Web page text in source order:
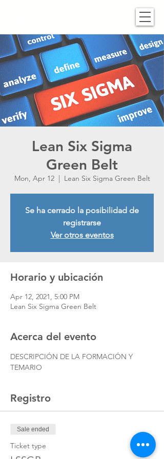
Lean Six Sigma
Green Belt
Mon, Apr 12
  |
Lean Six Sigma Green Belt
Se ha cerrado la posibilidad de
registrarse
Ver otros eventos
Horario y ubicación
Apr 12, 2021, 5:00 PM
Lean Six Sigma Green Belt
Acerca del evento
DESCRIPCIÓN DE LA FORMACIÓN Y
TEMARIO
Registro
Sale ended
Ticket type